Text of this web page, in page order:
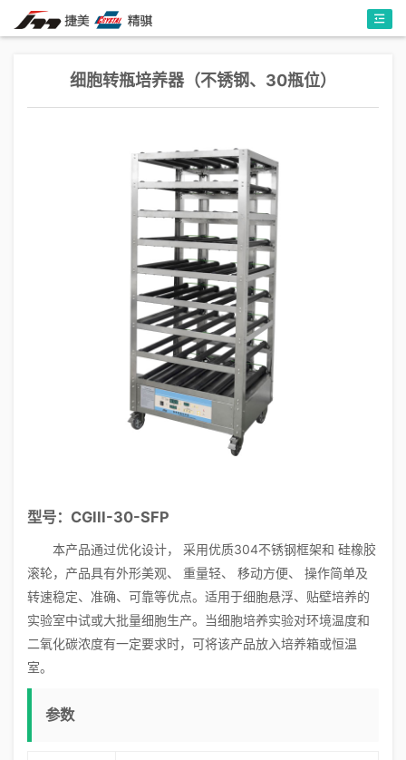
细胞转瓶培养器（不锈钢、30瓶位）
型号：CGIII-30-SFP
本产品通过优化设计， 采用优质304不锈钢框架和 硅橡胶
滚轮，产品具有外形美观、 重量轻、 移动方便、 操作简单及
转速稳定、准确、可靠等优点。适用于细胞悬浮、贴壁培养的
实验室中试或大批量细胞生产。当细胞培养实验对环境温度和
二氧化碳浓度有一定要求时，可将该产品放入培养箱或恒温
室。
参数